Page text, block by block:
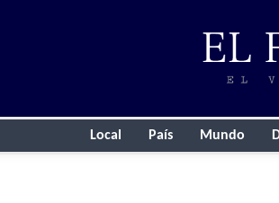
Local País Mundo